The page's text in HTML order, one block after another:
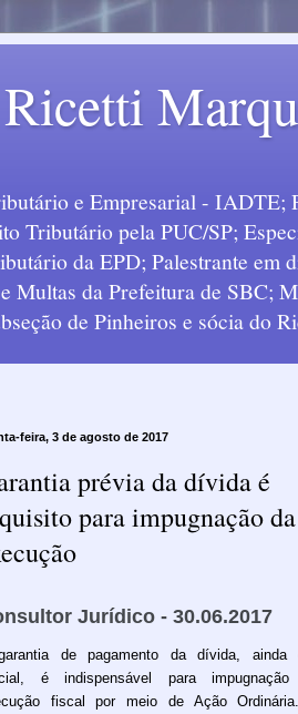
e Empresarial - IADTE;
Tributário pela PUC/SP;
da EPD; Palestrante em
da Prefeitura de SBC;
de Pinheiros e sócia do
feira, 3 de agosto de 2017
prévia da dívida é
para impugnação da
Jurídico - 30.06.2017
de pagamento da dívida, ainda
é indispensável para
fiscal por meio de Ação